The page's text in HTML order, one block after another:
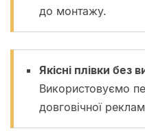
до монтажу.
Якісні плівки без
Використовуємо
довговічної